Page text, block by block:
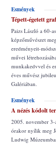
Esmények
Tépett-égetett
Paizs László a 60-
képzőművészet
eredményeit-
művei
munkakedvvel és
éves művész
Galériában.
Esmények
A nézés kódolt
2005. november
órakor nyílik meg
Ludwig